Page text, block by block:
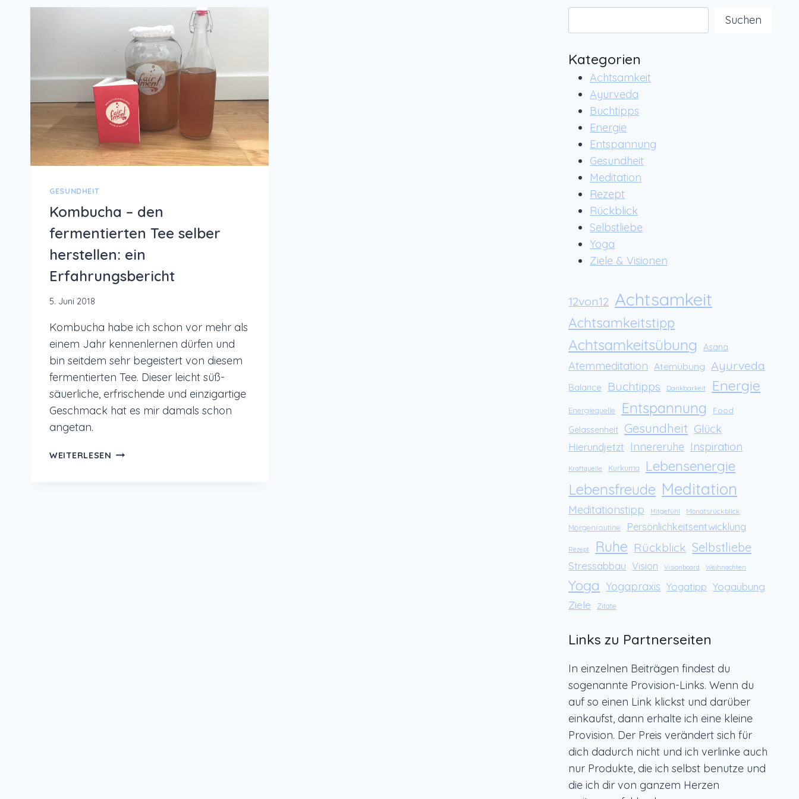
GESUNDHEIT
Kombucha – den
fermentierten Tee selber
herstellen: ein
Erfahrungsbericht
5. Juni 2018
Kombucha habe ich schon vor mehr als
einem Jahr kennenlernen dürfen und
bin seitdem sehr begeistert von diesem
fermentierten Tee. Dieser leicht süß-
säuerliche, erfrischende und einzigartige
Geschmack hat es mir damals schon
angetan.
WEITERLESEN KOMBUCHA
Suchen
Kategorien
Achtsamkeit
Ayurveda
Buchtipps
Energie
Entspannung
Gesundheit
Meditation
Rezept
Rückblick
Selbstliebe
Yoga
Ziele & Visionen
12von12 Achtsamkeit
Achtsamkeitstipp
Achtsamkeitsübung Asana
Atemmeditation Atemübung Ayurveda
Balance Buchtipps Dankbarkeit Energie
Energiequelle Entspannung Food
Gelassenheit Gesundheit Glück
Hierundjetzt Innereruhe Inspiration
Kraftquelle Kurkuma Lebensenergie
Lebensfreude Meditation
Meditationstipp Mitgefühl Monatsrückblick
Morgenroutine Persönlichkeitsentwicklung
Rezept Ruhe Rückblick Selbstliebe
Stressabbau Vision Visionboard Weihnachten
Yoga Yogapraxis Yogatipp Yogaübung
Ziele
Zitate
Links zu Partnerseiten
In einzelnen Beiträgen findest du
sogenannte Provision-Links. Wenn du
auf so einen Link klickst und darüber
einkaufst, dann erhalte ich eine kleine
Provision. Der Preis verändert sich für
dich dadurch nicht und ich verlinke auch
nur Produkte, die ich selbst benutze und
die ich dir von ganzem Herzen